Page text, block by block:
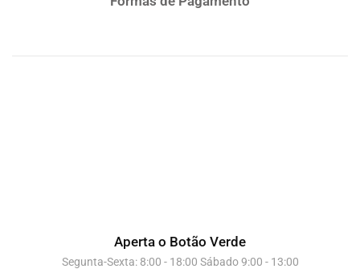
Aperta o Botão Verde
Segunta-Sexta: 8:00 - 18:00 Sábado 9:00 - 13:00